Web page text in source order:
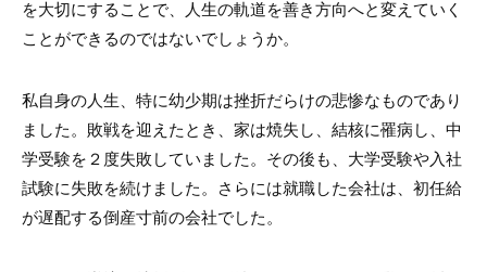
を大切にすることで、人生の軌道を善き方向へと変えていく
ことができるのではないでしょうか。
私自身の人生、特に幼少期は挫折だらけの悲惨なものであり
ました。敗戦を迎えたとき、家は焼失し、結核に罹病し、中
学受験を２度失敗していました。その後も、大学受験や入社
試験に失敗を続けました。さらには就職した会社は、初任給
が遅配する倒産寸前の会社でした。